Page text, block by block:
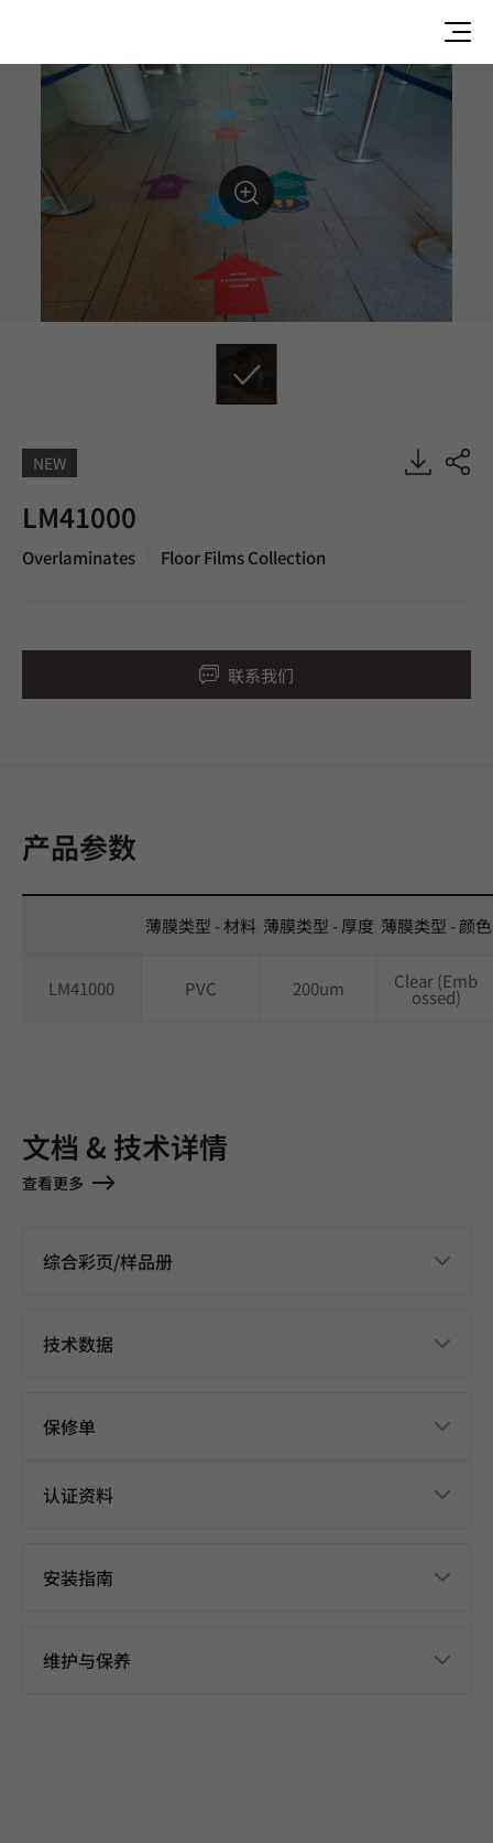
NEW
LM41000, Floor Films, VIZUON
LM41000
Overlaminates Floor Films Collection
联系我们
产品参数
薄膜类型 - 材料 薄膜类型 - 厚度 薄膜类型 - 颜色
LM41000 PVC 200um Clear (Emb
ossed)
文档 & 技术详情
查看更多
综合彩页/样品册
技术数据
保修单
认证资料
安装指南
维护与保养